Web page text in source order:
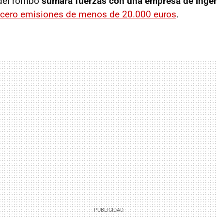
emisiones de menos de 20.000 euros.